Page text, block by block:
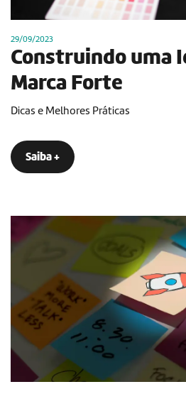
29/09/2023
Construindo uma
Marca Forte
Dicas e Melhores Práticas
Saiba +